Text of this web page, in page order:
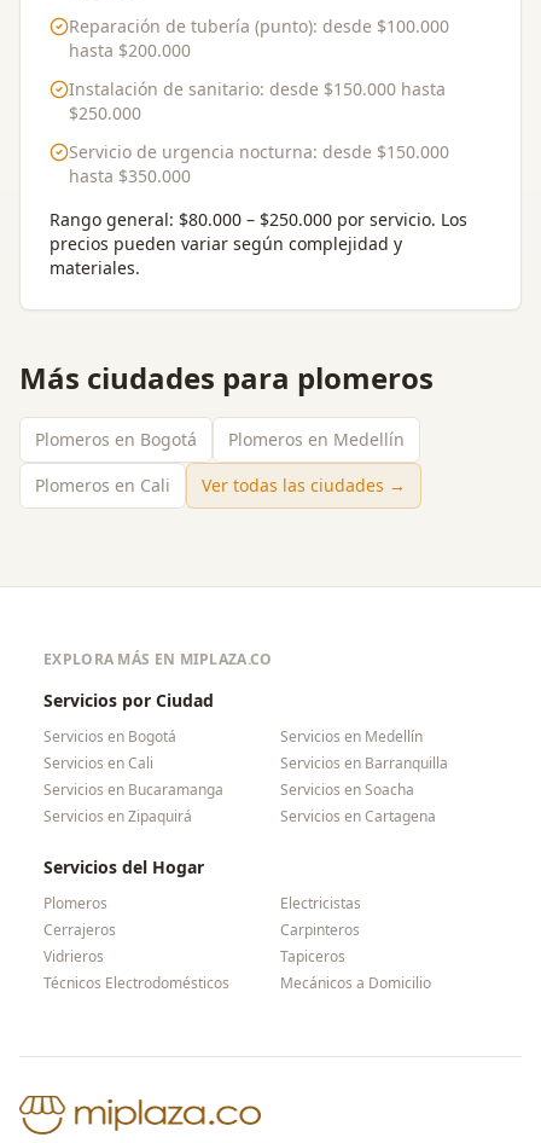
Reparación de tubería (punto): desde $100.000
hasta $200.000
Instalación de sanitario: desde $150.000 hasta
$250.000
Servicio de urgencia nocturna: desde $150.000
hasta $350.000
Rango general: $80.000 – $250.000 por servicio. Los
precios pueden variar según complejidad y
materiales.
Más ciudades para plomeros
Plomeros en Bogotá
Plomeros en Medellín
Plomeros en Cali
Ver todas las ciudades →
EXPLORA MÁS EN MIPLAZA.CO
Servicios por Ciudad
Servicios en Bogotá Servicios en Medellín
Servicios enCali Servicios en Barranquilla
Servicios en Bucaramanga Servicios enSoacha
Servicios enZipaquirá Servicios enCartagena
Servicios del Hogar
Plomeros
Electricistas
Cerrajeros
Carpinteros
Vidrieros
Tapiceros
Técnicos Electrodomésticos
Mecánicos a Domicilio